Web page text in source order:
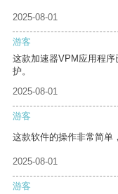
2025-08-01
游客
这款加速器VPM应用程
护。
2025-08-01
游客
这款软件的操作非常简单
2025-08-01
游客